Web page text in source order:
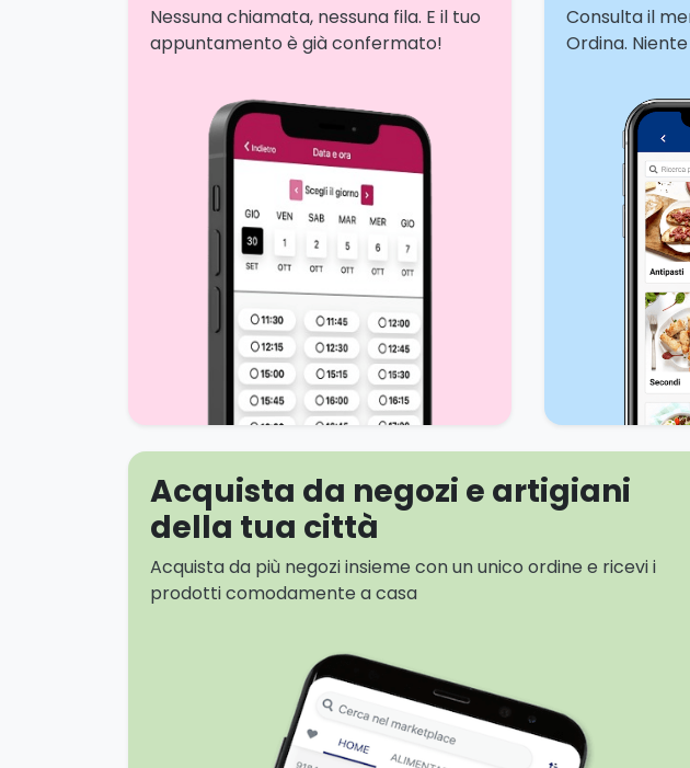
Nessuna chiamata, nessuna fila. E il tuo
appuntamento è già confermato!
Consulta il
Ordina.
Acquista da negozi e artigiani
della tua città
Acquista da più negozi insieme con un unico ordine e ricevi i
prodotti comodamente a casa